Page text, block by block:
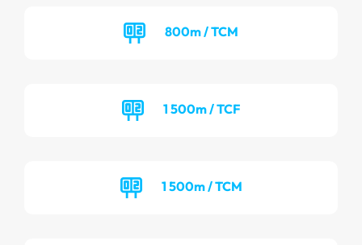
800m / TCM
1 500m / TCF
1 500m / TCM